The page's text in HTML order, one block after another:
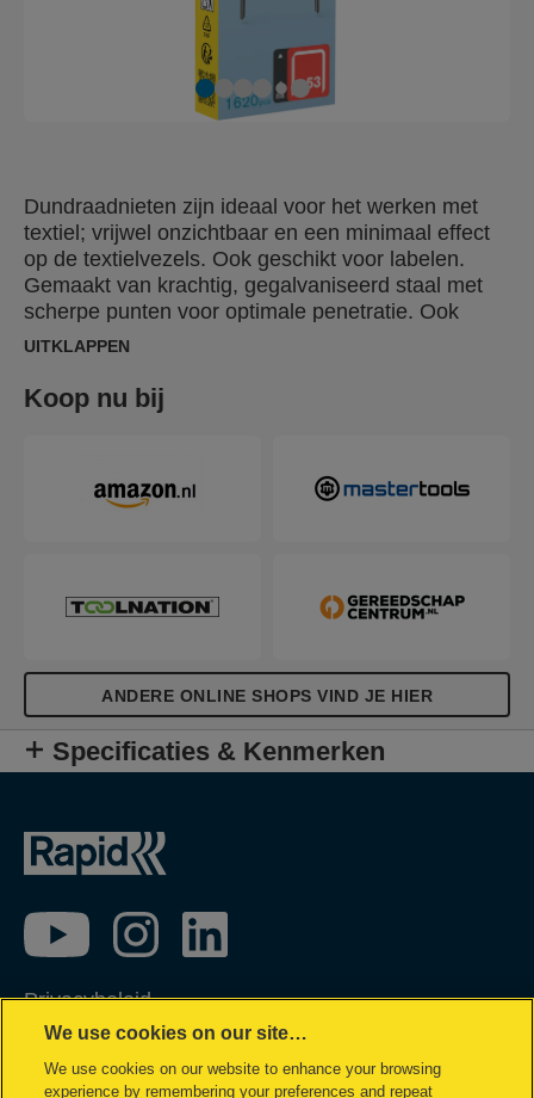
Dundraadnieten zijn ideaal voor het werken met
textiel; vrijwel onzichtbaar en een minimaal effect
op de textielvezels. Ook geschikt voor labelen.
Gemaakt van krachtig, gegalvaniseerd staal met
scherpe punten voor optimale penetratie. Ook
beschikbaar in RVS.
UITKLAPPEN
Koop nu bij
ANDERE ONLINE SHOPS VIND JE HIER
Specificaties & Kenmerken
Privacybeleid
Cookie policy
Inzage in mijn gegevens
We use cookies on our site…
We use cookies on our website to enhance your browsing
experience by remembering your preferences and repeat